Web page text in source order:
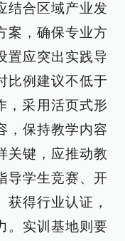
结合区域产业发
案，确保专业方
置应突出实践导
比例建议不低于
，采用活页式形
，保持教学内容
关键，应推动教
导学生竞赛、开
获得行业认证，
。实训基地则要